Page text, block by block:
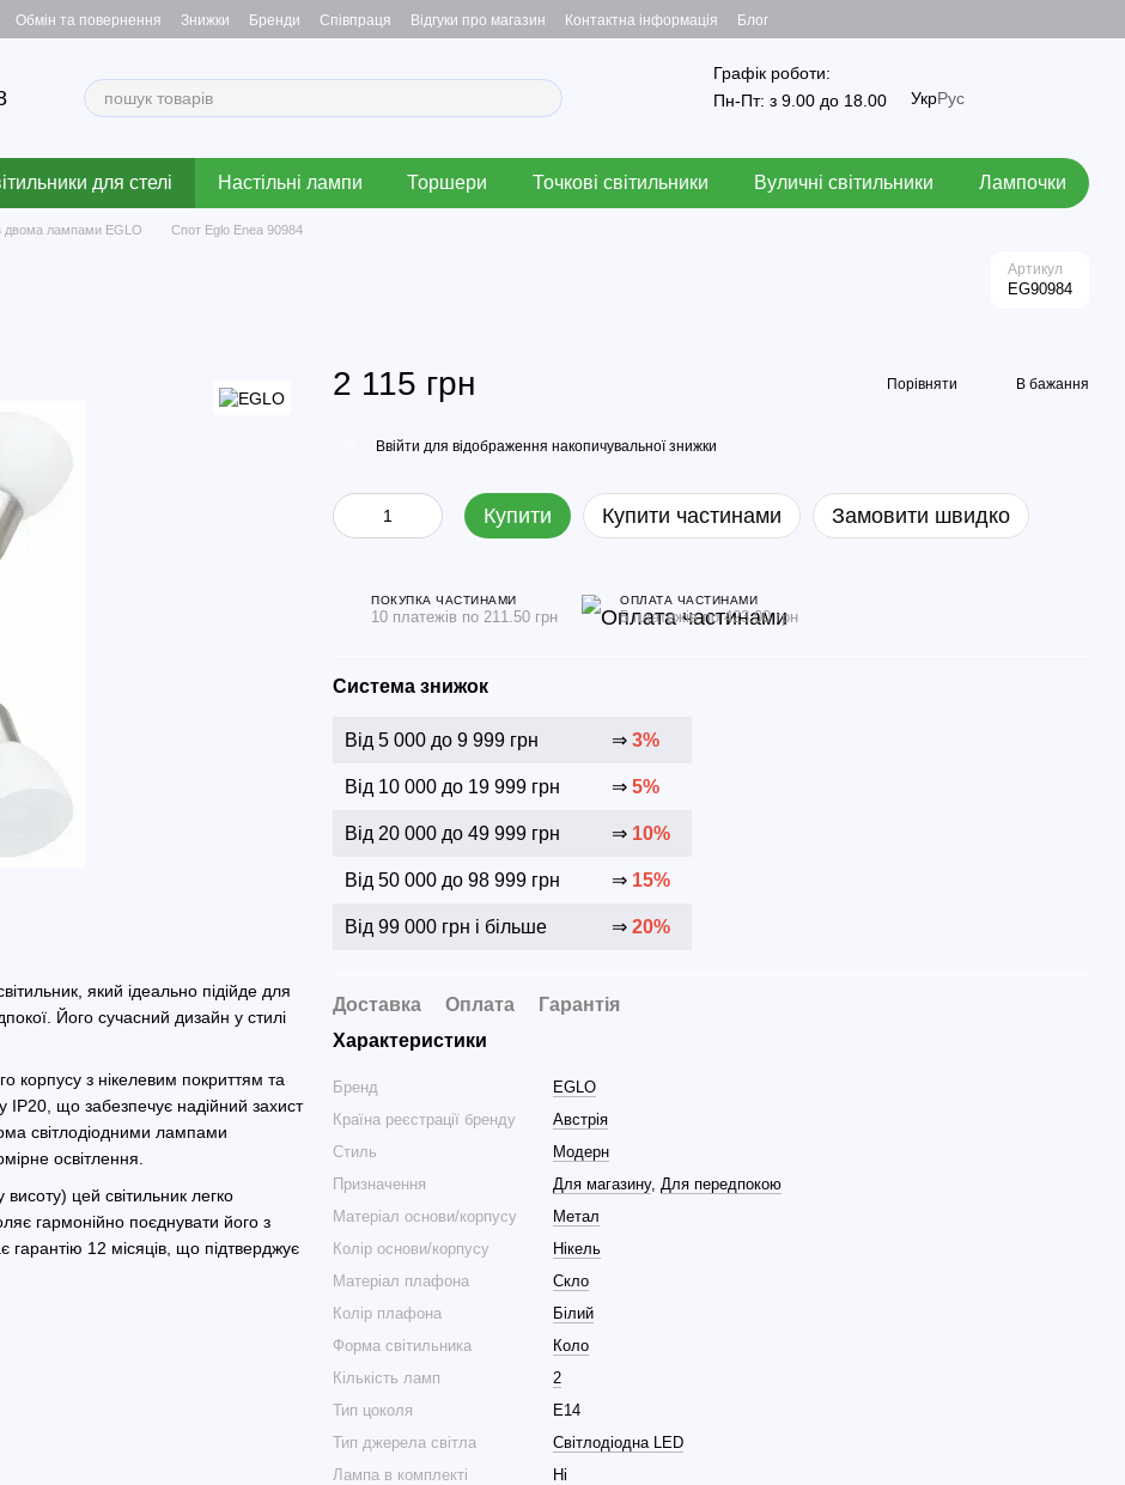
Обмін та повернення Знижки Бренди Співпраця Відгуки про магазин Контактна інформація Блог
Графік роботи:
Пн-Пт: з 9.00 до 18.00
УкрРус
для стелі Настільні лампи Торшери Точкові світильники Вуличні світильники Лампочки
двома лампами EGLO Спот Eglo Enea 90984
Артикул
EG90984
який ідеально підійде для
Його сучасний дизайн у стилі
корпусу з нікелевим покриттям та
IP20, що забезпечує надійний захист
світлодіодними лампами
освітлення.
цей світильник легко
гармонійно поєднувати його з
12 місяців, що підтверджує
2 115 грн Порівняти В бажання
Ввійти для відображення накопичувальної знижки
Купити Купити частинами Замовити швидко
ПОКУПКА ЧАСТИНАМИ
10 платежів по 211.50 грн
ОПЛАТА ЧАСТИНАМИ
5 платежів по 423.00 грн
Система знижок
Від 5 000 до 9 999 грн ⇒ 3%
Від 10 000 до 19 999 грн ⇒ 5%
Від 20 000 до 49 999 грн ⇒ 10%
Від 50 000 до 98 999 грн ⇒ 15%
Від 99 000 грн і більше ⇒ 20%
Доставка Оплата
Гарантія
Характеристики
Бренд
EGLO
Країна реєстрації бренду
Австрія
Стиль
Модерн
Призначення
Для магазину, Для передпокою
Матеріал основи/корпусу
Метал
Колір основи/корпусу
Нікель
Матеріал плафона
Скло
Колір плафона
Білий
Форма світильника
Коло
Кількість ламп
2
Тип цоколя
E14
Тип джерела світла
Світлодіодна LED
Лампа в комплекті
Ні